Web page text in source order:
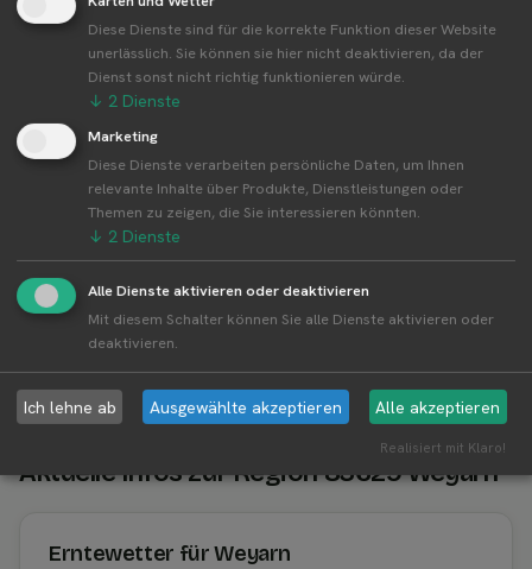
👤︎ Profilseite
Weitere Standorte von Erdbeer LANG
Erdbeer LANG betreibt 56 Standorte
Alle Standorte von Erdbeer LANG↗
Kompakte Übersicht aller Standorte inkl.
Firmensitz von Erdbeer LANG in einer Karte und
als Liste amzeigen.
Aktuelle Infos zur Region 83629 Weyarn
Erntewetter für Weyarn
Diese Dienste sind für die korrekte Funktion dieser Website
unerlässlich. Sie können sie hier nicht deaktivieren, da der
Dienst sonst nicht richtig funktionieren würde.
↓ 2 Dienste
Marketing
Diese Dienste verarbeiten persönliche Daten, um Ihnen
relevante Inhalte über Produkte, Dienstleistungen oder
Themen zu zeigen, die Sie interessieren könnten.
↓ 2 Dienste
Alle Dienste aktivieren oder deaktivieren
Mit diesem Schalter können Sie alle Dienste aktivieren oder
deaktivieren.
Ich lehne ab Ausgewählte akzeptieren Alle akzeptieren
Realisiert mit Klaro!